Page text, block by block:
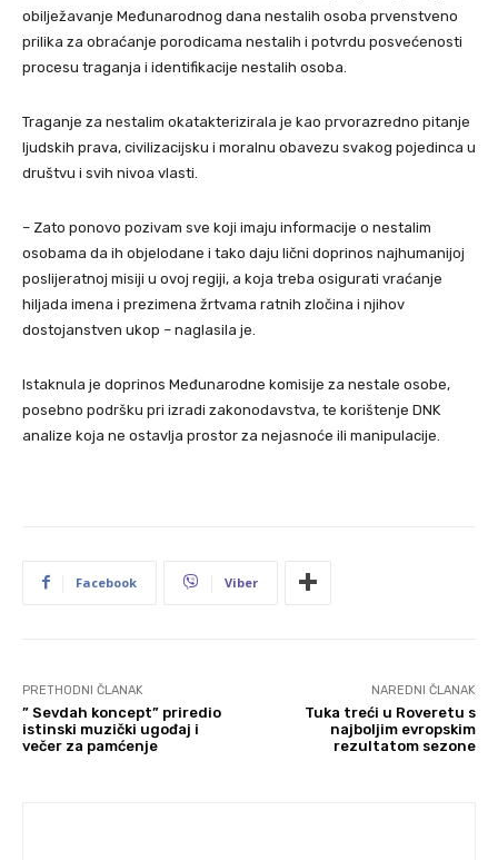
obilježavanje Međunarodnog dana nestalih osoba prvenstveno
prilika za obraćanje porodicama nestalih i potvrdu posvećenosti
procesu traganja i identifikacije nestalih osoba.
Traganje za nestalim okatakterizirala je kao prvorazredno pitanje
ljudskih prava, civilizacijsku i moralnu obavezu svakog pojedinca u
društvu i svih nivoa vlasti.
– Zato ponovo pozivam sve koji imaju informacije o nestalim
osobama da ih objelodane i tako daju lični doprinos najhumanijoj
poslijeratnoj misiji u ovoj regiji, a koja treba osigurati vraćanje
hiljada imena i prezimena žrtvama ratnih zločina i njihov
dostojanstven ukop – naglasila je.
Istaknula je doprinos Međunarodne komisije za nestale osobe,
posebno podršku pri izradi zakonodavstva, te korištenje DNK
analize koja ne ostavlja prostor za nejasnoće ili manipulacije.
Facebook Viber
PRETHODNI ČLANAK
” Sevdah koncept” priredio
istinski muzički ugođaj i
večer za pamćenje
NAREDNI ČLANAK
Tuka treći u Roveretu s
najboljim evropskim
rezultatom sezone